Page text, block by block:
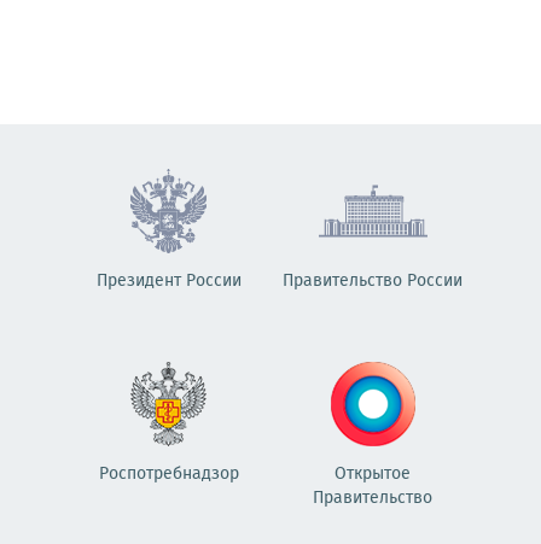
Президент России Правительство России
Роспотребнадзор
Открытое
Правительство